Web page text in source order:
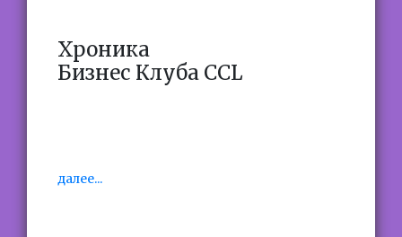
Хроника
Бизнес Клуба CCL
далее...